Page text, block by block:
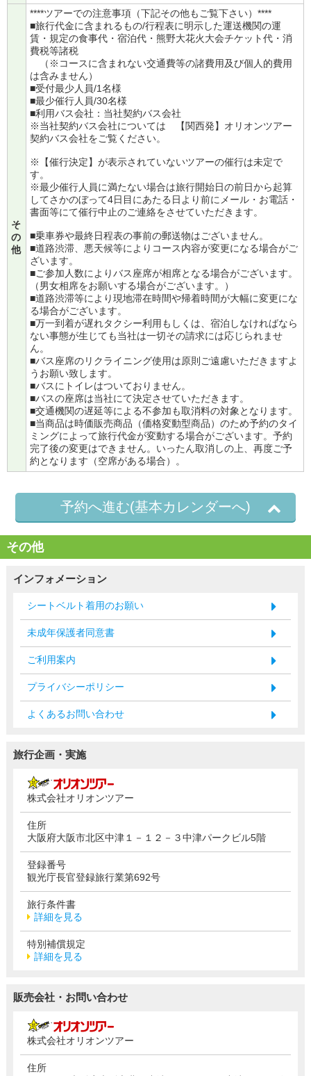
そ
の
他
****ツアーでの注意事項（下記その他もご覧下さい）****
■旅行代金に含まれるもの/行程表に明示した運送機関の運
賃・規定の食事代・宿泊代・熊野大花火大会チケット代・消
費税等諸税
（※コースに含まれない交通費等の諸費用及び個人的費用
は含みません）
■受付最少人員/1名様
■最少催行人員/30名様
■利用バス会社：当社契約バス会社
※当社契約バス会社については
【関西発】オリオンツアー
契約バス会社をご覧ください。
※【催行決定】が表示されていないツアーの催行は未定で
す。
※最少催行人員に満たない場合は旅行開始日の前日から起算
してさかのぼって4日目にあたる日より前にメール・お電話・
書面等にて催行中止のご連絡をさせていただきます。
■乗車券や最終日程表の事前の郵送物はございません。
■道路渋滞、悪天候等によりコース内容が変更になる場合がご
ざいます。
■ご参加人数によりバス座席が相席となる場合がございます。
（男女相席をお願いする場合がございます。）
■道路渋滞等により現地滞在時間や帰着時間が大幅に変更にな
る場合がございます。
■万一到着が遅れタクシー利用もしくは、宿泊しなければなら
ない事態が生じても当社は一切その請求には応じられませ
ん。
■バス座席のリクライニング使用は原則ご遠慮いただきますよ
うお願い致します。
■バスにトイレはついておりません。
■バスの座席は当社にて決定させていただきます。
■交通機関の遅延等による不参加も取消料の対象となります。
■当商品は時価販売商品（価格変動型商品）のため予約のタイ
ミングによって旅行代金が変動する場合がございます。予約
完了後の変更はできません。いったん取消しの上、再度ご予
約となります（空席がある場合）。
予約へ進む(基本カレンダーへ)
その他
インフォメーション
シートベルト着用のお願い
未成年保護者同意書
ご利用案内
プライバシーポリシー
よくあるお問い合わせ
旅行企画・実施
株式会社オリオンツアー
住所
大阪府大阪市北区中津１－１２－３中津パークビル5階
登録番号
観光庁長官登録旅行業第692号
旅行条件書
詳細を見る
特別補償規定
詳細を見る
販売会社・お問い合わせ
株式会社オリオンツアー
住所